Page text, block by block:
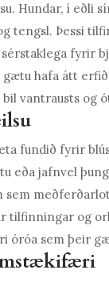
Hundar, í eðli
tengsl. Þessi
fyrir
gætu hafa átt
vantrausts og
fundið fyrir
eða jafnvel
tilfinningar og
óróa sem þeir